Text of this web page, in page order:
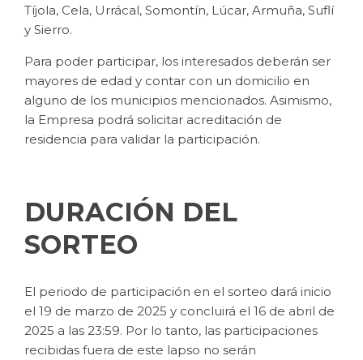
Tíjola, Cela, Urrácal, Somontín, Lúcar, Armuña, Suflí
y Sierro.
Para poder participar, los interesados deberán ser
mayores de edad y contar con un domicilio en
alguno de los municipios mencionados. Asimismo,
la Empresa podrá solicitar acreditación de
residencia para validar la participación.
DURACIÓN DEL
SORTEO
El periodo de participación en el sorteo dará inicio
el 19 de marzo de 2025 y concluirá el 16 de abril de
2025 a las 23:59. Por lo tanto, las participaciones
recibidas fuera de este lapso no serán